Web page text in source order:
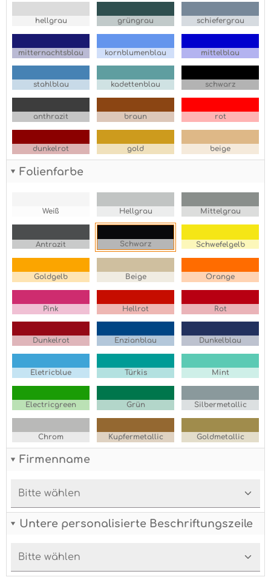
hellgrau grüngrau schiefergrau
mitternachtsblau kornblumenblau mittelblau
stahlblau kadettenblau schwarz
anthrazit braun rot
dunkelrot gold beige
Folienfarbe
Weiß Hellgrau Mittelgrau
Antrazit Schwarz Schwefelgelb
Goldgelb Beige Orange
Pink Hellrot Rot
Dunkelrot Enzianblau Dunkelblau
Eletricblue Türkis Mint
Electricgreen Grün Silbermetallic
Chrom Kupfermetallic Goldmetallic
Firmenname
Untere personalisierte Beschriftungszeile